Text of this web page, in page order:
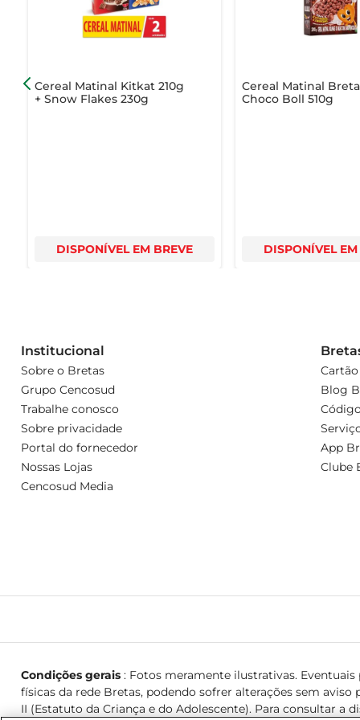
Cereal Matinal Kitkat 210g
+ Snow Flakes 230g
DISPONÍVEL EM BREVE
Cereal Matinal
Choco Boll 510g
DISPONÍVEL EM
Institucional
Sobre o Bretas
Grupo Cencosud
Trabalhe conosco
Sobre privacidade
Portal do fornecedor
Nossas Lojas
Cencosud Media
Blog
App
Clube
Condições gerais: Fotos meramente ilustrativas. Eventuais
físicas da rede Bretas, podendo sofrer alterações sem aviso
II (Estatuto da Criança e do Adolescente). Para consultar a